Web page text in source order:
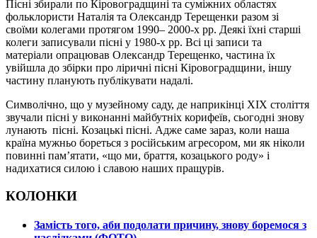
Пісні збирали по Кіровоградщині та суміжних областях
фольклористи Наталія та Олександр Терещенки разом зі
своїми колегами протягом 1990– 2000-х рр. Деякі їхні старші
колеги записували пісні у 1980-х рр. Всі ці записи та
матеріали опрацював Олександр Терещенко, частина їх
увійшла до збірки про ліричні пісні Кіровоградщини, іншу
частину планують публікувати надалі.
Символічно, що у музейному саду, де наприкінці ХІХ століття
звучали пісні у виконанні майбутніх корифеїв, сьогодні знову
лунають пісні. Козацькі пісні. Адже саме зараз, коли наша
країна мужньо бореться з російським агресором, ми як ніколи
повинні пам’ятати, «що ми, браття, козацького роду» і
надихатися силою і славою наших пращурів.
КОЛОНКИ
Замість того, аби подолати причину, знову боремося з